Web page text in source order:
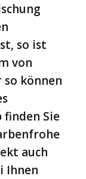
so ist
von
können
finden Sie
auch
Ihnen